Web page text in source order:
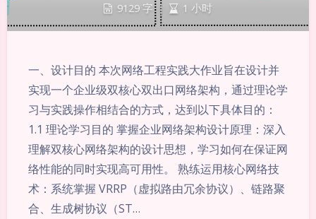
9129 字 | 1 小时
一、设计目的 本次网络工程实践大作业旨在设计并
实现一个企业级双核心双出口网络架构，通过理论学
习与实践操作相结合的方式，达到以下具体目的：
1.1 理论学习目的 掌握企业网络架构设计原理：深入
理解双核心网络架构的设计思想，学习如何在保证网
络性能的同时实现高可用性。 熟练运用核心网络技
术：系统掌握 VRRP（虚拟路由冗余协议）、链路聚
合、生成树协议（ST…